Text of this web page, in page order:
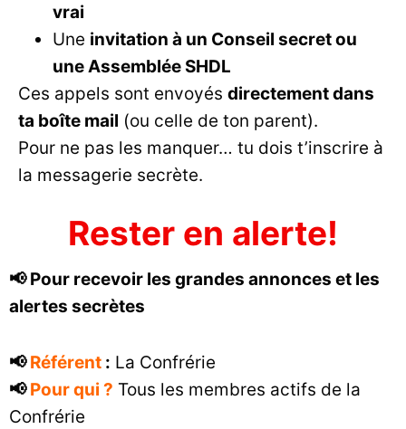
vrai
Une invitation à un Conseil secret ou
une Assemblée SHDL
Ces appels sont envoyés directement dans
ta boîte mail (ou celle de ton parent).
Pour ne pas les manquer… tu dois t’inscrire à
la messagerie secrète.
Rester en alerte!
📢 Pour recevoir les grandes annonces et les
alertes secrètes
📢Référent : La Confrérie
📢Pour qui ? Tous les membres actifs de la
Confrérie